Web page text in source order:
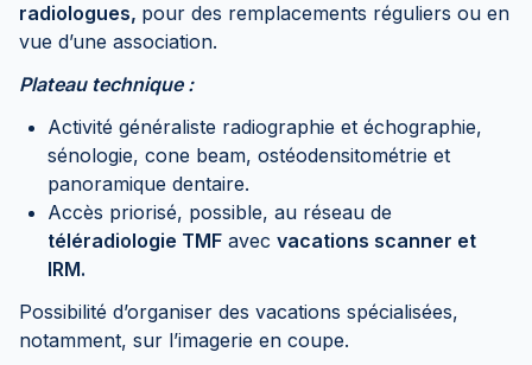
radiologues, pour des remplacements réguliers ou en
vue d’une association.
Plateau technique :
Activité généraliste radiographie et échographie,
sénologie, cone beam, ostéodensitométrie et
panoramique dentaire.
Accès priorisé, possible, au réseau de
téléradiologie TMF avec vacations scanner et
IRM.
Possibilité d’organiser des vacations spécialisées,
notamment, sur l’imagerie en coupe.